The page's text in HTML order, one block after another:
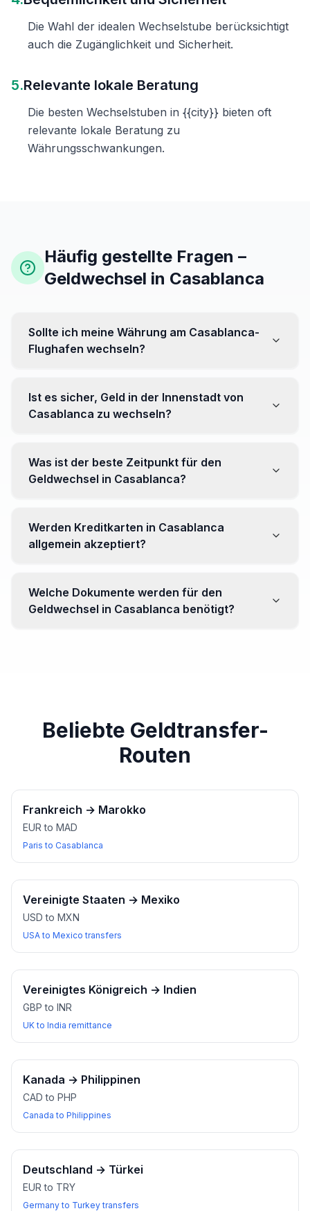
Die Wahl der idealen Wechselstube berücksichtigt
auch die Zugänglichkeit und Sicherheit.
5.Relevante lokale Beratung
Die besten Wechselstuben in {{city}} bieten oft
relevante lokale Beratung zu
Währungsschwankungen.
Häufig gestellte Fragen –
Geldwechsel in Casablanca
Sollte ich meine Währung am Casablanca-
Flughafen wechseln?
können. Gehen Sie stattdessen zu Wechselstuben im
Stadtzentrum für bessere Kurse.
Ist es sicher, Geld in der Innenstadt von
Casablanca zu wechseln?
Einrichtungen zu wählen, um Überraschungen zu
vermeiden.
Was ist der beste Zeitpunkt für den
Geldwechsel in Casablanca?
auf Schwankungen, um den Wert Ihrer Währung zu
maximieren.
Werden Kreditkarten in Casablanca
allgemein akzeptiert?
nützlich sein, etwas Landeswährung für kleine
Geschäfte und Märkte zu haben.
Welche Dokumente werden für den
Geldwechsel in Casablanca benötigt?
Beliebte Geldtransfer-
Routen
Frankreich → Marokko
EUR to MAD
Paris to Casablanca
Vereinigte Staaten → Mexiko
USD to MXN
USA to Mexico transfers
Vereinigtes Königreich → Indien
GBP to INR
UK to India remittance
Kanada → Philippinen
CAD to PHP
Canada to Philippines
Deutschland → Türkei
EUR to TRY
Germany to Turkey transfers